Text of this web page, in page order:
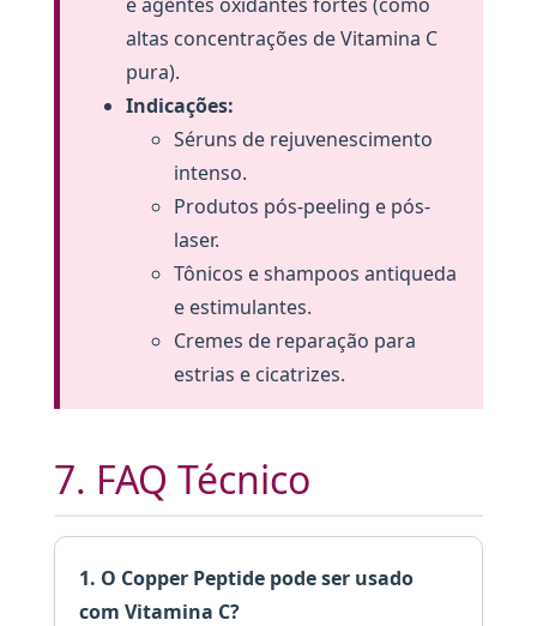
altas concentrações de Vitamina C
pura).
Indicações:
Séruns de rejuvenescimento
intenso.
Produtos pós-peeling e pós-
laser.
Tônicos e shampoos antiqueda
e estimulantes.
Cremes de reparação para
estrias e cicatrizes.
7. FAQ Técnico
1. O Copper Peptide pode ser usado
com Vitamina C?